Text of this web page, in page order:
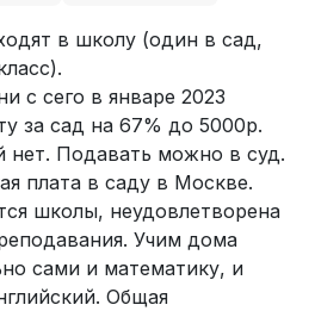
в школу (один в сад,
с сего в январе 2023
за сад на 67% до 5000р.
нет. Подавать можно в суд.
плата в саду в Москве.
школы, неудовлетворена
Учим дома
сами и математику, и
Общая